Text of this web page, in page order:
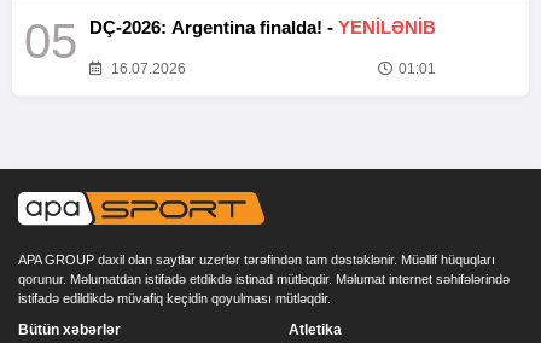
05 DÇ-2026: Argentina finalda! - YENİLƏNİB
16.07.2026 01:01
APA GROUP daxil olan saytlar uzerlər tərəfindən tam dəstəklənir. Müəllif hüquqları
qorunur. Məlumatdan istifadə etdikdə istinad mütləqdir. Məlumat internet səhifələrində
istifadə edildikdə müvafiq keçidin qoyulması mütləqdir.
Bütün xəbərlər Atletika